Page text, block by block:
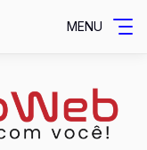
MENU